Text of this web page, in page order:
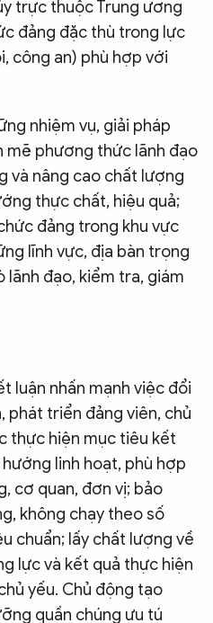
trực thuộc Trung ương
đảng đặc thù trong lực
công an) phù hợp với
nhiệm vụ, giải pháp
mẽ phương thức lãnh đạo
và nâng cao chất lượng
thực chất, hiệu quả;
đảng trong khu vực
lĩnh vực, địa bàn trọng
đạo, kiểm tra, giám
luận nhấn mạnh việc đổi
phát triển đảng viên, chủ
thực hiện mục tiêu kết
linh hoạt, phù hợp
cơ quan, đơn vị; bảo
không chạy theo số
chuẩn; lấy chất lượng về
lực và kết quả thực hiện
yếu. Chủ động tạo
quần chúng ưu tú